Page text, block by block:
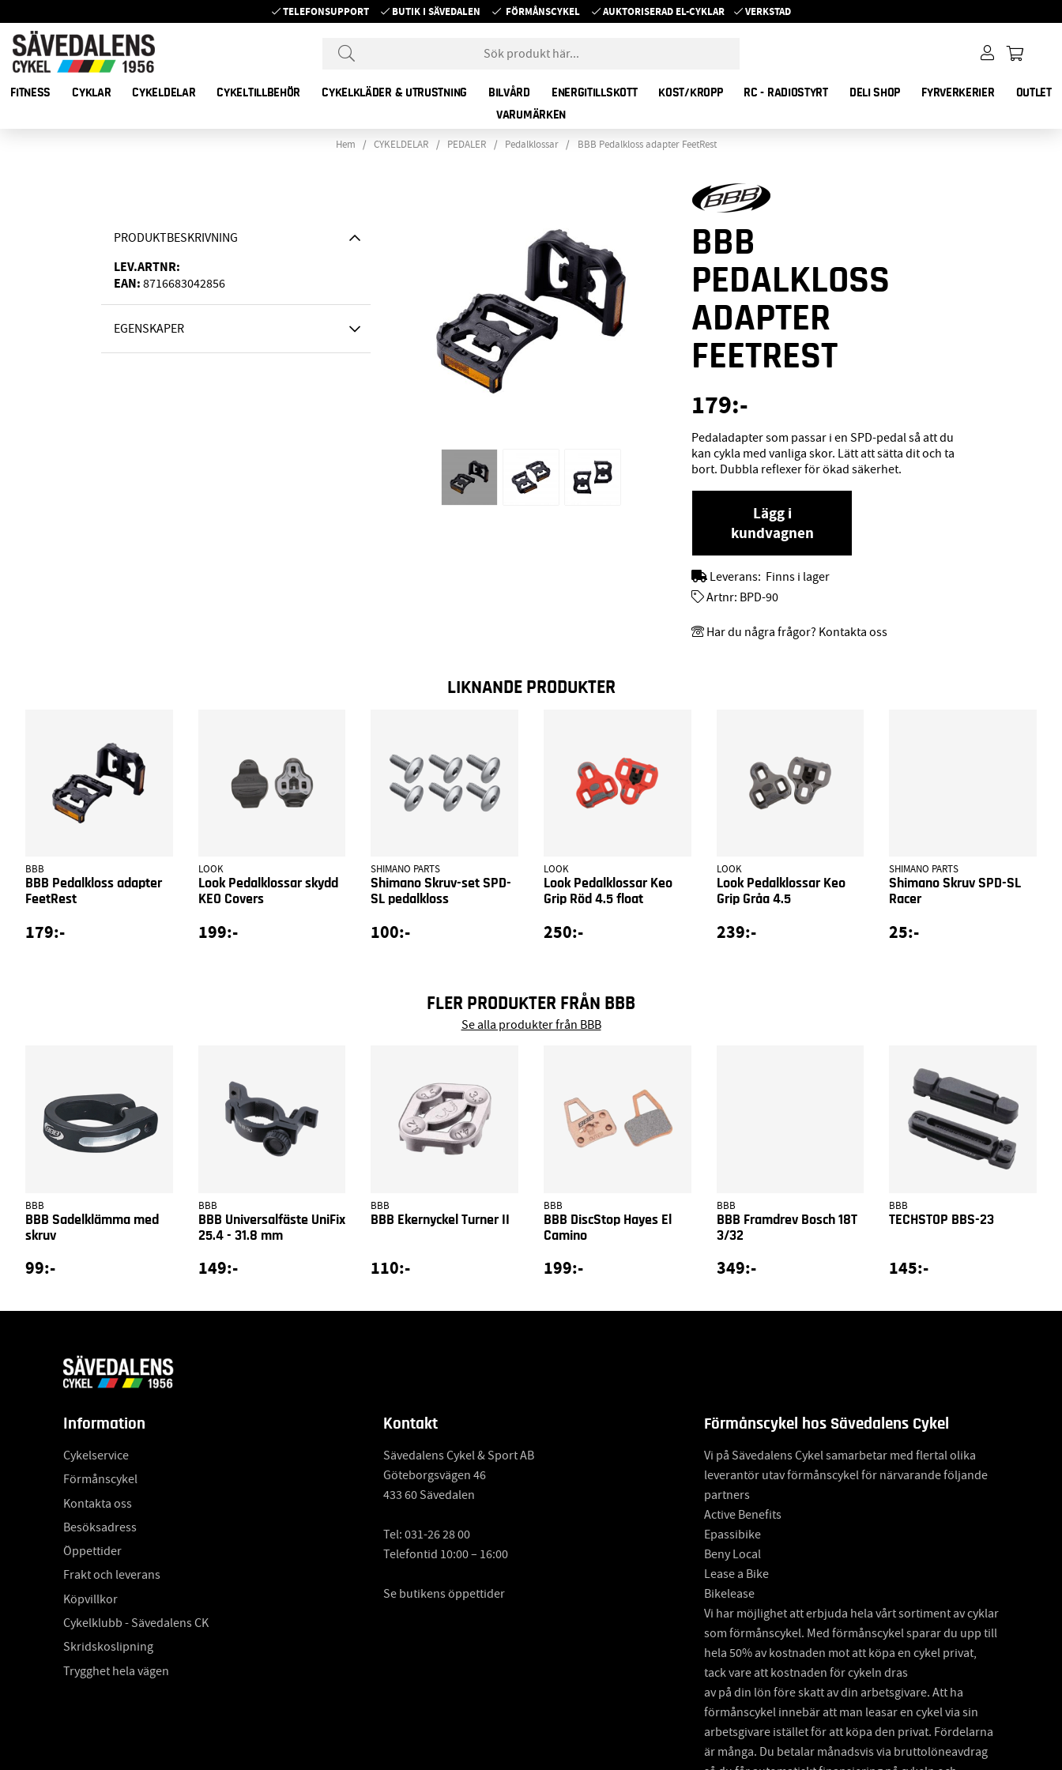
TELEFONSUPPORT BUTIK I SÄVEDALEN FÖRMÅNSCYKEL AUKTORISERAD EL-CYKLAR VERKSTAD
FITNESS CYKLAR CYKELDELAR CYKELTILLBEHÖR CYKELKLÄDER & UTRUSTNING BILVÅRD ENERGITILLSKOTT KOST/KROPP RC - RADIOSTYRT DELI SHOP FYRVERKERIER
OUTLET
VARUMÄRKEN
Hem CYKELDELAR PEDALER Pedalklossar BBB Pedalkloss adapter FeetRest
PRODUKTBESKRIVNING
LEV.ARTNR:
EAN: 8716683042856
EGENSKAPER
BBB
PEDALKLOSS
ADAPTER
FEETREST
179:-
Pedaladapter som passar i en SPD-pedal så att du
kan cykla med vanliga skor. Lätt att sätta dit och ta
bort. Dubbla reflexer för ökad säkerhet.
Lägg i
kundvagnen
Leverans: Finns i lager
Artnr: BPD-90
Har du några frågor? Kontakta oss
LIKNANDE PRODUKTER
BBB
BBB Pedalkloss adapter
FeetRest
179:-
LOOK
Look Pedalklossar skydd
KEO Covers
199:-
SHIMANO PARTS
Shimano Skruv-set SPD-
SL pedalkloss
100:-
LOOK
Look Pedalklossar Keo
Grip Röd 4.5 float
250:-
LOOK
Look Pedalklossar Keo
Grip Gråa 4.5
239:-
SHIMANO PARTS
Shimano Skruv SPD-SL
Racer
25:-
FLER PRODUKTER FRÅN BBB
Se alla produkter från BBB
BBB
BBB Sadelklämma med
skruv
99:-
BBB
BBB Universalfäste UniFix
25.4 - 31.8 mm
149:-
BBB
BBB Ekernyckel Turner II
110:-
BBB
BBB DiscStop Hayes El
Camino
199:-
BBB
BBB Framdrev Bosch 18T
3/32
349:-
BBB
TECHSTOP BBS-23
145:-
Information
Cykelservice
Förmånscykel
Kontakta oss
Besöksadress
Öppettider
Frakt och leverans
Köpvillkor
Cykelklubb - Sävedalens CK
Skridskoslipning
Trygghet hela vägen
Kontakt
Sävedalens Cykel & Sport AB
Göteborgsvägen 46
433 60 Sävedalen
Tel:031-26 28 00
Telefontid 10:00 – 16:00
Se butikens öppettider
Förmånscykel hos Sävedalens Cykel
Vi på Sävedalens Cykel samarbetar med flertal olika
leverantör utav förmånscykel för närvarande följande
partners
Active Benefits
Epassibike
Beny Local
Lease a Bike
Bikelease
Vi har möjlighet att erbjuda hela vårt sortiment av cyklar
som förmånscykel. Med förmånscykel sparar du upp till
hela 50% av kostnaden mot att köpa en cykel privat,
tack vare att kostnaden för cykeln dras
av på din lön före skatt av din arbetsgivare. Att ha
förmånscykel innebär att man leasar en cykel via sin
arbetsgivare istället för att köpa den privat. Fördelarna
är många. Du betalar månadsvis via bruttolöneavdrag